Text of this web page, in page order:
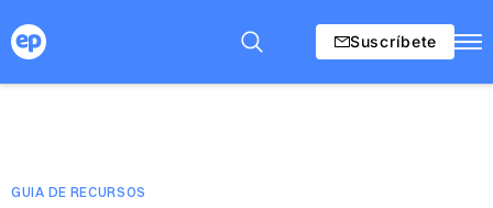
Suscríbete
GUIA DE RECURSOS